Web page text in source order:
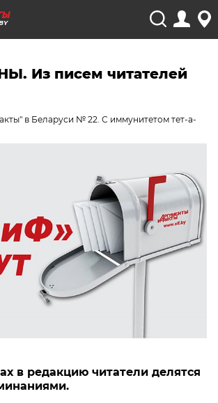
Из писем читателей
в Беларуси № 22. С иммунитетом тет-а-
в редакцию читатели делятся